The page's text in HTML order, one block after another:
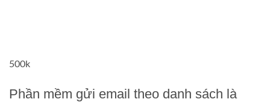
500k
Phần mềm gửi email theo danh sách là